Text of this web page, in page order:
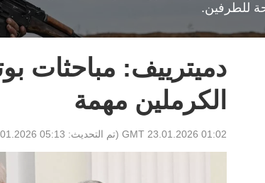
للطرفين.
دميترييف: مباحثات
الكرملين مهمة
01:02 GMT 23.01.2026 (تم التحديث: 05:13 GMT 23.01.2026